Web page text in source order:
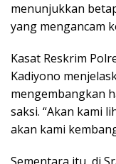
menunjukkan
yang mengancam
Kasat Reskrim
Kadiyono
mengembangkan
saksi. “Akan kami
akan kami